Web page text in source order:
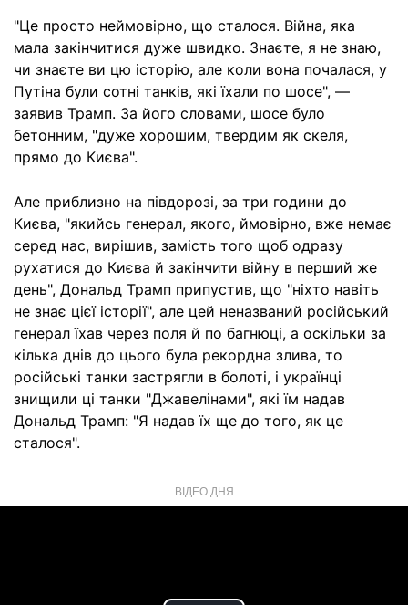
"Це просто неймовірно, що сталося. Війна, яка
мала закінчитися дуже швидко. Знаєте, я не знаю,
чи знаєте ви цю історію, але коли вона почалася, у
Путіна були сотні танків, які їхали по шосе", —
заявив Трамп. За його словами, шосе було
бетонним, "дуже хорошим, твердим як скеля,
прямо до Києва".
Але приблизно на півдорозі, за три години до
Києва, "якийсь генерал, якого, ймовірно, вже немає
серед нас, вирішив, замість того щоб одразу
рухатися до Києва й закінчити війну в перший же
день", Дональд Трамп припустив, що "ніхто навіть
не знає цієї історії", але цей неназваний російський
генерал їхав через поля й по багнюці, а оскільки за
кілька днів до цього була рекордна злива, то
російські танки застрягли в болоті, і українці
знищили ці танки "Джавелінами", які їм надав
Дональд Трамп: "Я надав їх ще до того, як це
сталося".
ВІДЕО ДНЯ